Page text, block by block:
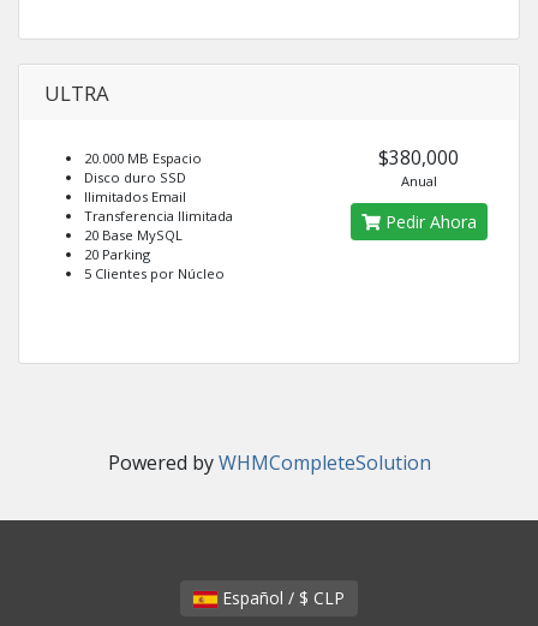
ULTRA
20.000 MB Espacio
Disco duro SSD
Ilimitados Email
Transferencia Ilimitada
20 Base MySQL
20 Parking
5 Clientes por Núcleo
$380,000
Anual
Pedir Ahora
Powered byWHMCompleteSolution
Español / $ CLP